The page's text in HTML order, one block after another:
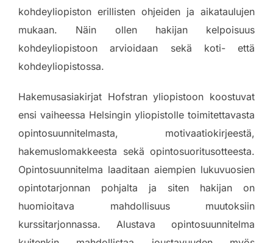
kohdeyliopiston erillisten ohjeiden ja aikataulujen
mukaan. Näin ollen hakijan kelpoisuus
kohdeyliopistoon arvioidaan sekä koti- että
kohdeyliopistossa.
Hakemusasiakirjat Hofstran yliopistoon koostuvat
ensi vaiheessa Helsingin yliopistolle toimitettavasta
opintosuunnitelmasta, motivaatiokirjeestä,
hakemuslomakkeesta sekä opintosuoritusotteesta.
Opintosuunnitelma laaditaan aiempien lukuvuosien
opintotarjonnan pohjalta ja siten hakijan on
huomioitava mahdollisuus muutoksiin
kurssitarjonnassa. Alustava opintosuunnitelma